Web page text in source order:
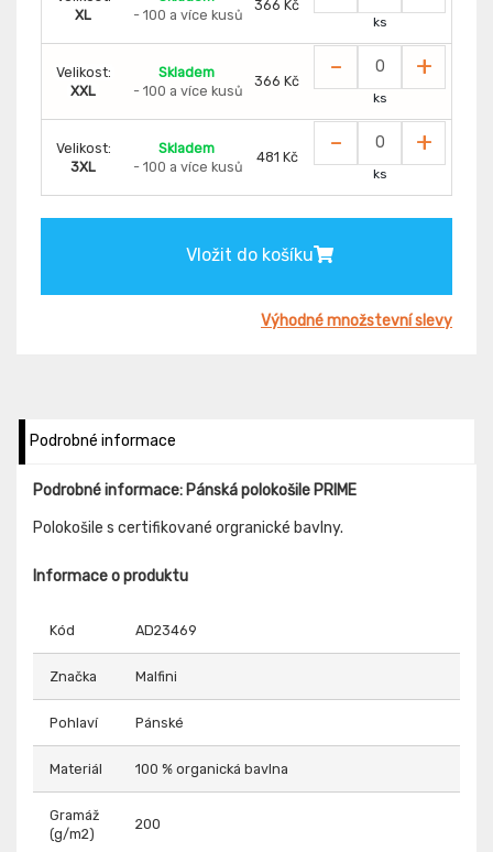
XL
- 100 a více kusů
366 Kč
ks
Velikost:
XXL
Skladem
- 100 a více kusů
366 Kč - +
ks
Velikost:
3XL
Skladem
- 100 a více kusů
481 Kč - +
ks
Vložit do košíku
Výhodné množstevní slevy
Podrobné informace
Podrobné informace: Pánská polokošile PRIME
Polokošile s certifikované orgranické bavlny.
Informace o produktu
Kód AD23469
Značka Malfini
Pohlaví Pánské
Materiál 100 % organická bavlna
Gramáž
(g/m2)
200